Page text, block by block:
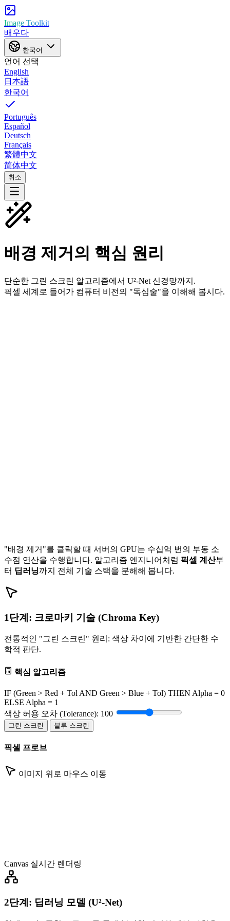
Image Toolkit
배우다
한국어
언어 선택
English
日本語
한국어
Português
Español
Deutsch
Français
繁體中文
简体中文
취소
배경 제거의 핵심 원리
단순한 그린 스크린 알고리즘에서 U²-Net 신경망까지.
픽셀 세계로 들어가 컴퓨터 비전의 "독심술"을 이해해 봅시다.
"배경 제거"를 클릭할 때 서버의 GPU는 수십억 번의 부동 소
수점 연산을 수행합니다. 알고리즘 엔지니어처럼 픽셀 계산부
터 딥러닝까지 전체 기술 스택을 분해해 봅니다.
1단계: 크로마키 기술 (Chroma Key)
전통적인 "그린 스크린" 원리: 색상 차이에 기반한 간단한 수
학적 판단.
핵심 알고리즘
IF (Green > Red + Tol AND Green > Blue + Tol) THEN Alpha = 0
ELSE Alpha = 1
색상 허용 오차 (Tolerance): 100
그린 스크린 블루 스크린
픽셀 프로브
이미지 위로 마우스 이동
Canvas 실시간 렌더링
2단계: 딥러닝 모델 (U²-Net)